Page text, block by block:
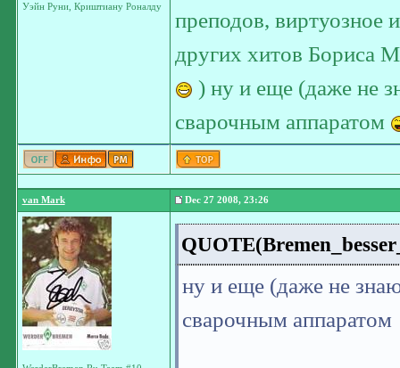
Уэйн Руни, Криштиану Роналду
преподов, виртуозное
других хитов Бориса
) ну и еще (даже не
сварочным аппаратом
van Mark Dec 27 2008, 23:26
ну и еще (даже не
сварочным